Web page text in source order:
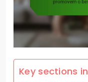
Key sections